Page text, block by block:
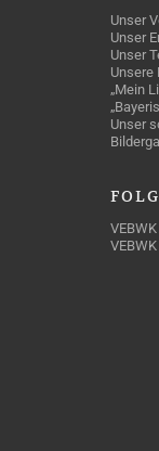
Unser
Unser
Unser
Unsere
„Mein
Unser